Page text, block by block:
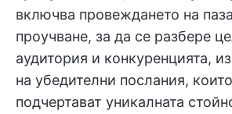
включва провеждането на
проучване, за да се разбере
аудитория и конкуренцията,
на убедителни послания,
подчертават уникалната